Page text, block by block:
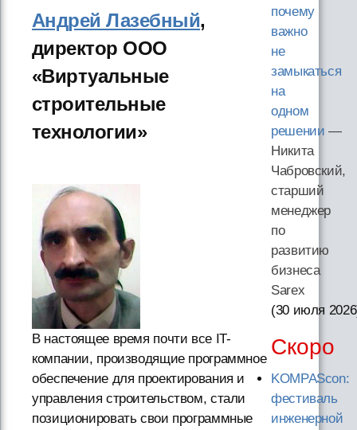
Андрей Лазебный,
директор ООО
«Виртуальные
строительные
технологии»
В настоящее время почти все IT-
компании, производящие программное
обеспечение для проектирования и
управления строительством, стали
позиционировать свои программные
почему
важно
не
замыкаться
на
одном
решении —
Никита
Чабровский,
старший
менеджер
по
развитию
бизнеса
Sarex
(30 июля 2026
Скоро
KOMPAScon:
фестиваль
инженерной